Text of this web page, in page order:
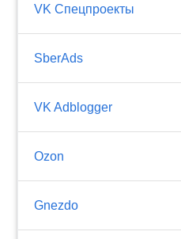
VK Спецпроекты
SberAds
VK Adblogger
Ozon
Gnezdo